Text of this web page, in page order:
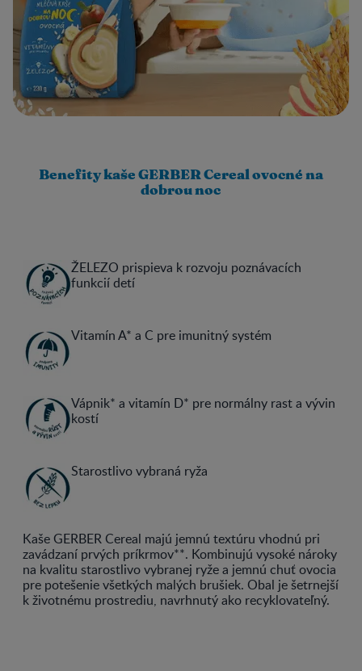
Benefity kaše GERBER Cereal ovocné na
dobrou noc
ŽELEZO prispieva k rozvoju poznávacích
funkcií detí
Vitamín A* a C pre imunitný systém
Vápnik* a vitamín D* pre normálny rast a vývin
kostí
Starostlivo vybraná ryža
Kaše GERBER Cereal majú jemnú textúru vhodnú pri
zavádzaní prvých príkrmov**. Kombinujú vysoké nároky
na kvalitu starostlivo vybranej ryže a jemnú chuť ovocia
pre potešenie všetkých malých brušiek. Obal je šetrnejší
k životnému prostrediu, navrhnutý ako recyklovateľný.